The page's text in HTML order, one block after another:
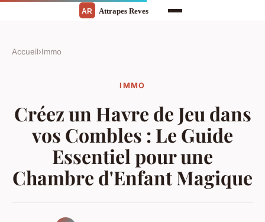
Accueil›Immo
IMMO
Créez un Havre de Jeu dans
vos Combles : Le Guide
Essentiel pour une
Chambre d'Enfant Magique